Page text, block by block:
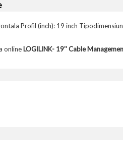
Profil (inch): 19 inch
online LOGILINK- 19'' Cable